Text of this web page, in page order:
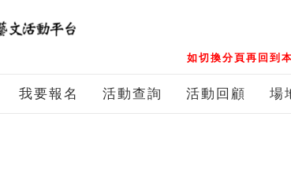
如切換分頁再回到
我要報名 活動查詢 活動回顧 場